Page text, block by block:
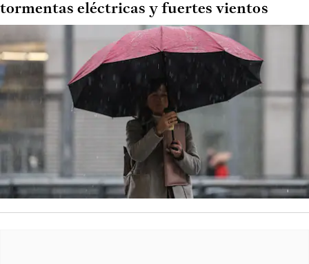
tormentas eléctricas y fuertes vientos